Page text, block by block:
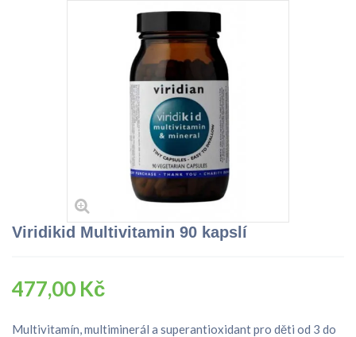
Viridikid Multivitamin 90 kapslí
477,00 Kč
Multivitamín, multiminerál a superantioxidant pro děti od 3 do